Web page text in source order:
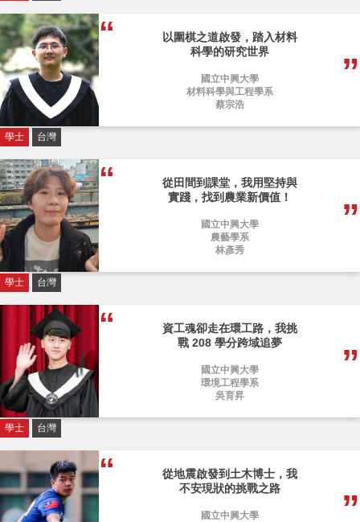
以圍棋之道啟發，踏入材料
科學的研究世界
國立中興大學
材料科學與工程學系
蔡宗浩
學士 台灣
從田間到課堂，我用堅持與
實踐，找到農業新價值！
國立中興大學
農藝學系
林彥秀
學士 台灣
資工魂卻走在環工路，我挑
戰 208 學分跨域追夢
國立中興大學
環境工程學系
吳育昇
學士 台灣
從地震啟發到土木博士，我
不安現狀的挑戰之路
國立中興大學